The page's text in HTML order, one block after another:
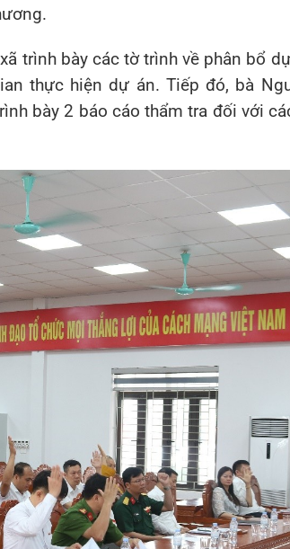
trình bày các tờ trình về phân bổ
thực hiện dự án. Tiếp đó, bà
bày 2 báo cáo thẩm tra đối với